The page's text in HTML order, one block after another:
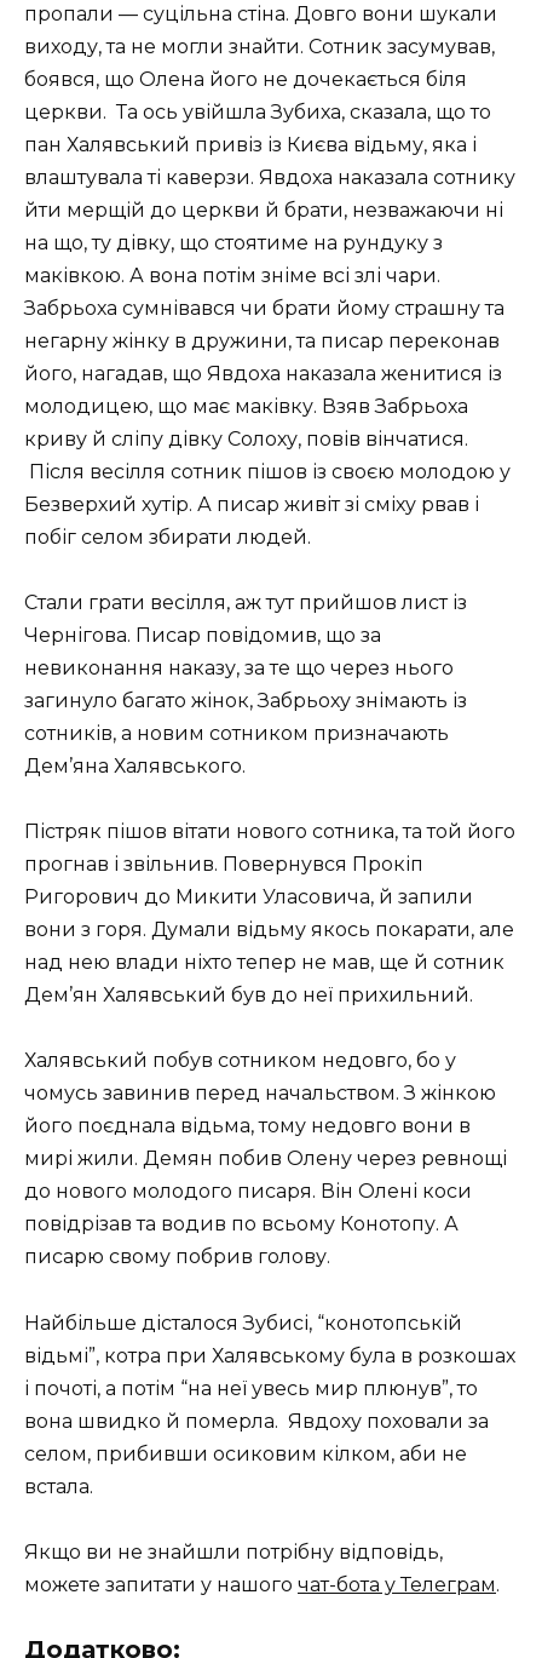
пропали — суцільна стіна. Довго вони шукали
виходу, та не могли знайти. Сотник засумував,
боявся, що Олена його не дочекається біля
церкви. Та ось увійшла Зубиха, сказала, що то
пан Халявський привіз із Києва відьму, яка і
влаштувала ті каверзи. Явдоха наказала сотнику
йти мерщій до церкви й брати, незважаючи ні
на що, ту дівку, що стоятиме на рундуку з
маківкою. А вона потім зніме всі злі чари.
Забрьоха сумнівався чи брати йому страшну та
негарну жінку в дружини, та писар переконав
його, нагадав, що Явдоха наказала женитися із
молодицею, що має маківку. Взяв Забрьоха
криву й сліпу дівку Солоху, повів вінчатися.
Після весілля сотник пішов із своєю молодою у
Безверхий хутір. А писар живіт зі сміху рвав і
побіг селом збирати людей.
Стали грати весілля, аж тут прийшов лист із
Чернігова. Писар повідомив, що за
невиконання наказу, за те що через нього
загинуло багато жінок, Забрьоху знімають із
сотників, а новим сотником призначають
Дем’яна Халявського.
Пістряк пішов вітати нового сотника, та той його
прогнав і звільнив. Повернувся Прокіп
Ригорович до Микити Уласовича, й запили
вони з горя. Думали відьму якось покарати, але
над нею влади ніхто тепер не мав, ще й сотник
Дем’ян Халявський був до неї прихильний.
Халявський побув сотником недовго, бо у
чомусь завинив перед начальством. З жінкою
його поєднала відьма, тому недовго вони в
мирі жили. Демян побив Олену через ревнощі
до нового молодого писаря. Він Олені коси
повідрізав та водив по всьому Кoнотопу. А
писарю свому побрив голову.
Найбільше дісталося Зубисі, “конотопській
відьмі”, котра при Халявському була в розкошах
і почоті, а потім “на неї увесь мир плюнув”, то
вона швидко й померла. Явдоху поховали за
селом, прибивши осиковим кілком, аби не
встала.
Якщо ви не знайшли потрібну відповідь,
можете запитати у нашого чат-бота у Телеграм.
Додатково: